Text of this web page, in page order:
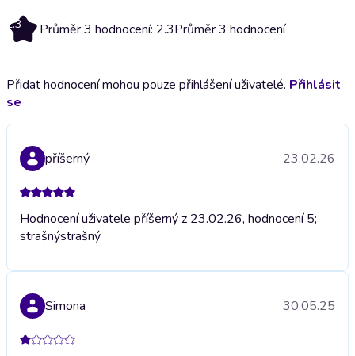
2.3 Průměr 3 hodnocení: 2.3Průměr 3 hodnocení
Přidat hodnocení mohou pouze přihlášení uživatelé. Přihlásit
se
příšerný 23.02.26
Hodnocení uživatele příšerný z 23.02.26, hodnocení 5;
strašnýstrašný
Simona 30.05.25